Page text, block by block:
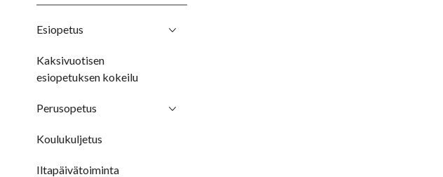
Esiopetus
Kaksivuotisen
esiopetuksen kokeilu
Perusopetus
Koulukuljetus
Iltapäivätoiminta